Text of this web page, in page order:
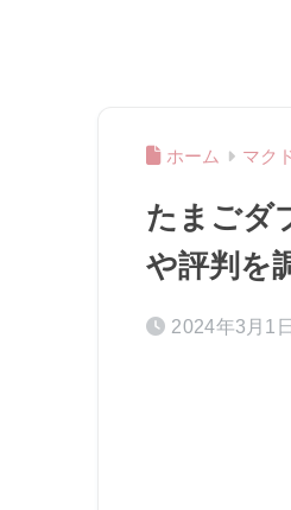
ホーム マク
たまごダ
や評判を
2024年3月1日